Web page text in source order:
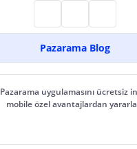
Pazarama Blog
Pazarama uygulamasını ücretsiz
mobile özel avantajlardan